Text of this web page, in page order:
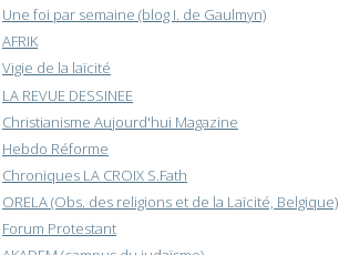
Une foi par semaine (blog I. de Gaulmyn)
AFRIK
Vigie de la laïcité
LA REVUE DESSINEE
Christianisme Aujourd'hui Magazine
Hebdo Réforme
Chroniques LA CROIX S.Fath
ORELA (Obs. des religions et de la Laïcité, Belgique)
Forum Protestant